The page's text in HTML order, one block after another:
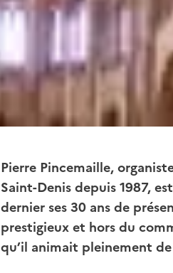
Pierre Pincemaille,
Saint-Denis depuis 1987,
dernier ses 30 ans de
prestigieux et hors du
qu’il animait pleinement